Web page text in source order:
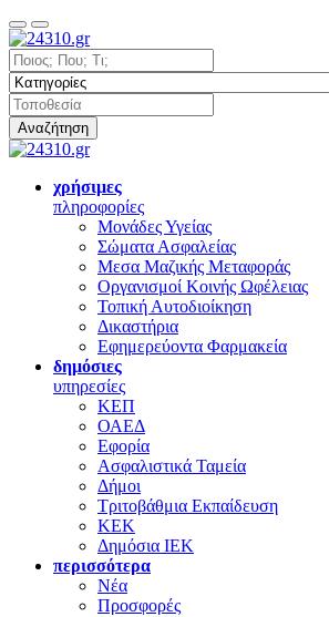
Αναζήτηση
χρήσιμες
πληροφορίες
Μονάδες Υγείας
Σώματα Ασφαλείας
Μεσα Μαζικής Μεταφοράς
Οργανισμοί Κοινής Ωφέλειας
Τοπική Αυτοδιοίκηση
Δικαστήρια
Εφημερεύοντα Φαρμακεία
δημόσιες
υπηρεσίες
ΚΕΠ
ΟΑΕΔ
Εφορία
Ασφαλιστικά Ταμεία
Δήμοι
Τριτοβάθμια Εκπαίδευση
ΚΕΚ
Δημόσια ΙΕΚ
περισσότερα
Νέα
Προσφορές